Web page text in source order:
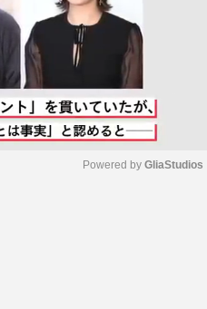
Powered by GliaStudios